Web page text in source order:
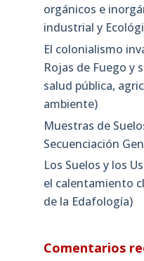
orgánicos e
industrial y
El colonialismo
Rojas de Fuego y
salud pública,
ambiente)
Muestras de
Secuenciación
Los Suelos y los
el calentamiento
de la Edafología)
Comentarios